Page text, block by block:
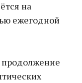
на
ежегодной
продолжение